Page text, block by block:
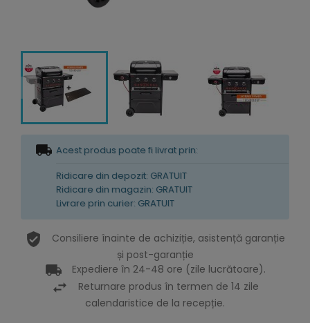
Acest produs poate fi livrat prin:
Ridicare din depozit: GRATUIT
Ridicare din magazin: GRATUIT
Livrare prin curier: GRATUIT
Consiliere înainte de achiziție, asistență garanție
și post-garanție
Expediere în 24-48 ore (zile lucrătoare).
Returnare produs în termen de 14 zile
calendaristice de la recepție.